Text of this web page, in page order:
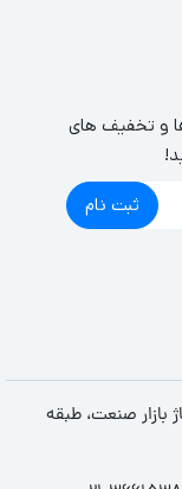
و تخفیف های
ثبت نام
بازار صنعت، طبقه